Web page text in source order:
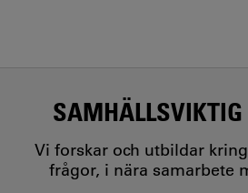
Vi forskar och utbildar
frågor, i nära samarbete